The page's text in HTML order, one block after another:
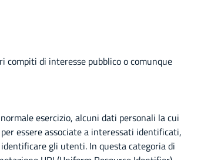
compiti di interesse pubblico o comunque
esercizio, alcuni dati personali la cui
essere associate a interessati identificati,
gli utenti. In questa categoria di